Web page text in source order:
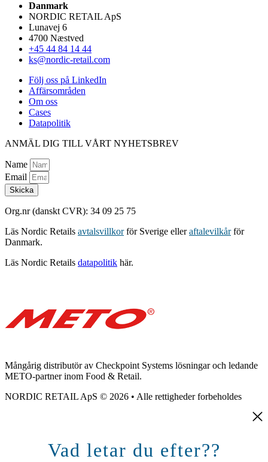
Danmark
NORDIC RETAIL ApS
Lunavej 6
4700 Næstved
+45 44 84 14 44
ks@nordic-retail.com
Följ oss på LinkedIn
Affärsområden
Om oss
Cases
Datapolitik
ANMÄL DIG TILL VÅRT NYHETSBREV
Name
Email
Skicka
Org.nr (danskt CVR): 34 09 25 75
Läs Nordic Retails avtalsvillkor för Sverige elleraftalevilkår för
Danmark.
Läs Nordic Retails datapolitik här.
Mångårig distributör av Checkpoint Systems lösningar och ledande
METO-partner inom Food & Retail.
NORDIC RETAIL ApS © 2026 • Alle rettigheder forbeholdes
Vad letar du efter??